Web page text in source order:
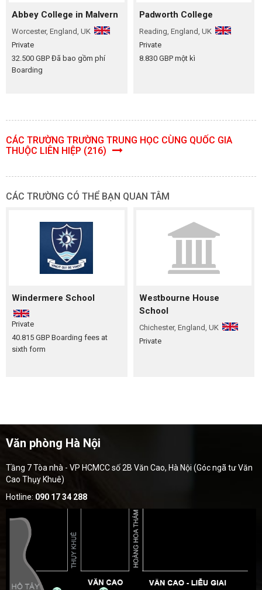
Abbey College in Malvern
Worcester, England, UK
Private
32.500 GBP Đã bao gồm phí
Boarding
Padworth College
Reading, England, UK
Private
8.830 GBP một kì
CÁC TRƯỜNG TRƯỜNG TRUNG HỌC CÙNG QUỐC GIA
THUỘC LIÊN HIỆP (216)
CÁC TRƯỜNG CÓ THỂ BẠN QUAN TÂM
Windermere School
Private
40.815 GBP Boarding fees at
sixth form
Westbourne House
School
Chichester, England, UK
Private
Văn phòng Hà Nội
Tầng 7 Tòa nhà - VP HCMCC số 2B Văn Cao, Hà Nội (Góc ngã tư Văn
Cao Thụy Khuê)
Hotline: 090 17 34 288